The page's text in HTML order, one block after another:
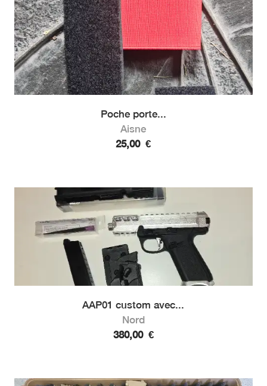
Poche porte...
Aisne
25,00 €
AAP01 custom avec...
Nord
380,00 €